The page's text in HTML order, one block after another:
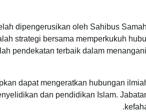
dipengerusikan oleh Sahibus
strategi bersama memperkukuh
pendekatan terbaik dalam
dapat mengeratkan hubungan
dan pendidikan Islam.